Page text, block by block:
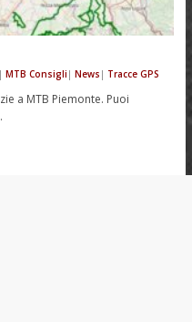
| MTB Consigli | News | Tracce GPS
a MTB Piemonte. Puoi